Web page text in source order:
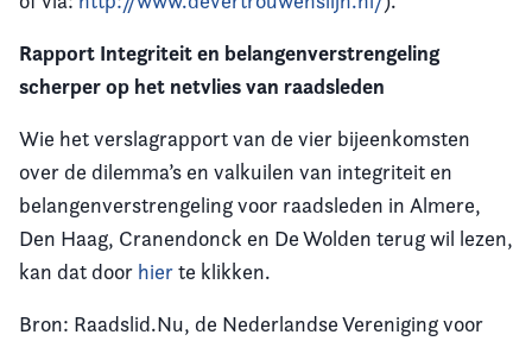
Rapport Integriteit en belangenverstrengeling
scherper op het netvlies van raadsleden
Wie het verslagrapport van de vier bijeenkomsten
over de dilemma’s en valkuilen van integriteit en
belangenverstrengeling voor raadsleden in Almere,
Den Haag, Cranendonck en De Wolden terug wil lezen,
kan dat door hierte klikken.
Bron: Raadslid.Nu, de Nederlandse Vereniging voor